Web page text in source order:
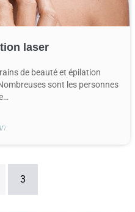
laser
de beauté et épilation
sont les personnes
3